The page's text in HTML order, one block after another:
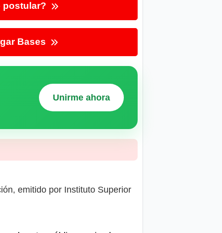
postular?
Bases
Unirme ahora
emitido por Instituto Superior